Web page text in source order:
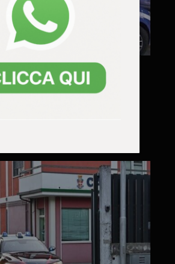
VICENZA E PROVINCIA
a Campo
un 38enne e